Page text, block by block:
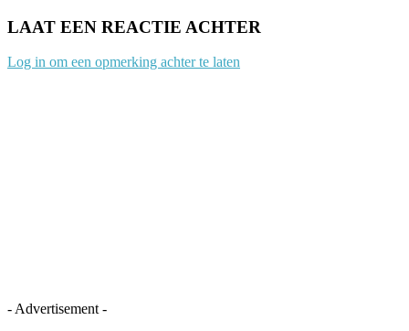
LAAT EEN REACTIE ACHTER
Log in om een opmerking achter te laten
- Advertisement -